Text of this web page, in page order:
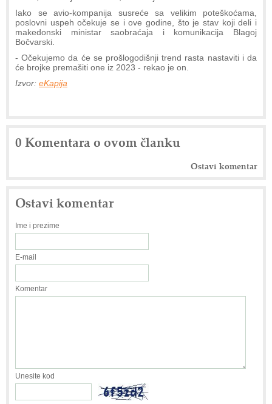
Iako se avio-kompanija susreće sa velikim poteškoćama,
poslovni uspeh očekuje se i ove godine, što je stav koji deli i
makedonski ministar saobraćaja i komunikacija Blagoj
Bočvarski.
- Očekujemo da će se prošlogodišnji trend rasta nastaviti i da
će brojke premašiti one iz 2023 - rekao je on.
Izvor: eKapija
0 Komentara o ovom članku
Ostavi komentar
Ostavi komentar
Ime i prezime
E-mail
Komentar
Unesite kod